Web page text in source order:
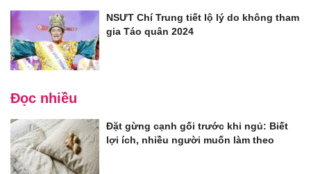
NSƯT Chí Trung tiết lộ lý do không tham
gia Táo quân 2024
Đọc nhiều
Đặt gừng cạnh gối trước khi ngủ: Biết
lợi ích, nhiều người muốn làm theo